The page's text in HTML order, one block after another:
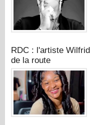
RDC : l'artiste
de la route